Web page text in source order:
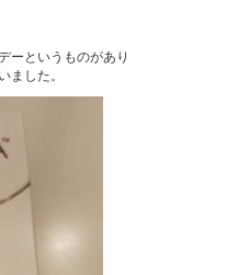
ーというものがあり
ました。